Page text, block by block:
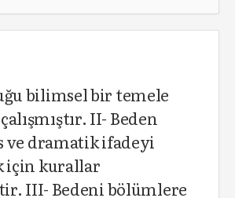
bilimsel bir temele
II- Beden
ve dramatik ifadeyi
için kurallar
III- Bedeni bölümlere